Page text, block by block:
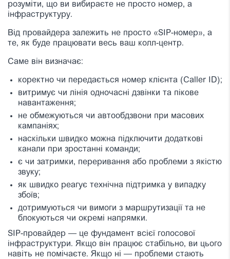
розуміти, що ви вибираєте не просто номер, а
інфраструктуру.
Від провайдера залежить не просто «SIP-номер», а
те, як буде працювати весь ваш колл-центр.
Саме він визначає:
коректно чи передається номер клієнта (Caller ID);
витримує чи лінія одночасні дзвінки та пікове
навантаження;
не обмежуються чи автообдзвони при масових
кампаніях;
наскільки швидко можна підключити додаткові
канали при зростанні команди;
є чи затримки, переривання або проблеми з якістю
звуку;
як швидко реагує технічна підтримка у випадку
збоїв;
дотримуються чи вимоги з маршрутизації та не
блокуються чи окремі напрямки.
SIP-провайдер — це фундамент всієї голосової
інфраструктури. Якщо він працює стабільно, ви цього
навіть не помічаєте. Якщо ні — проблеми стають